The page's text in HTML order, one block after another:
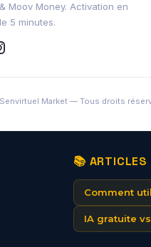
Moov Money. Activation en
5 minutes.
Market — Tous droits
📚 ARTICLES
Comment
IA gratuite